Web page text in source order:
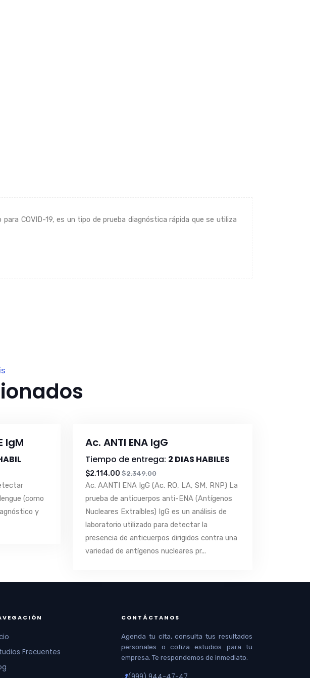
COVID-19, es un tipo de prueba diagnóstica rápida que se utiliza
IgM
(como
y
Ac. ANTI ENA IgG
Tiempo de entrega: 2 DIAS HABILES
$2,114.00 $2,349.00
Ac. AANTI ENA IgG (Ac. RO, LA, SM, RNP) La
prueba de anticuerpos anti-ENA (Antígenos
Nucleares Extraíbles) IgG es un análisis de
laboratorio utilizado para detectar la
presencia de anticuerpos dirigidos contra una
variedad de antígenos nucleares pr...
Frecuentes
CONTÁCTANOS
Agenda tu cita, consulta tus resultados
personales o cotiza estudios para tu
empresa. Te respondemos de inmediato.